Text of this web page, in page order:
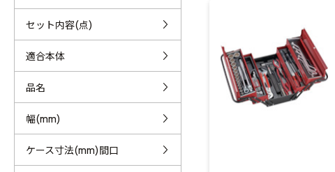
セット内容(点)
適合本体
品名
幅(mm)
ケース寸法(mm)間口